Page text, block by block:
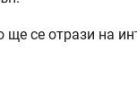
се отрази на